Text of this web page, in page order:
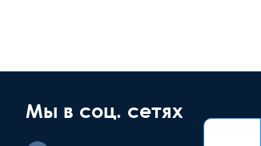
Мы в соц. сетях